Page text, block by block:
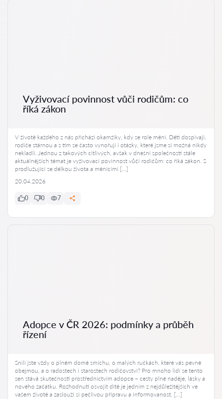
Vyživovací povinnost vůči rodičům: co
říká zákon
V životě každého z nás přichází okamžiky, kdy se role mění. Děti dospívají,
rodiče stárnou a s tím se často vynořují i otázky, které jsme si možná nikdy
nekladli. Jednou z takových citlivých, avšak v dnešní společnosti stále
aktuálnějších témat je vyživovací povinnost vůči rodičům: co říká zákon. S
prodlužující se délkou života a měnícími […]
20.04.2026
0 0 7
Adopce v ČR 2026: podmínky a průběh
řízení
Snili jste vždy o plném domě smíchu, o malých ručkách, které vás pevně
obejmou, a o radostech i starostech rodičovství? Pro mnoho lidí se tento
sen stává skutečností prostřednictvím adopce – cesty plné naděje, lásky a
nového začátku. Rozhodnutí osvojit dítě je jedním z nejdůležitějších ve
vašem životě a zaslouží si pečlivou přípravu a informovanost. […]